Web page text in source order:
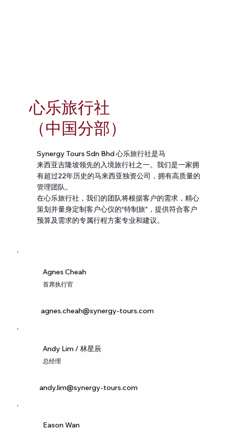
About
Us
What Sets Us Apart
This is a space to share more about the business: who's
an opportunity to tell the story behind the business or
use this section to share the company history or
心乐旅行社
（中国分部）
Synergy Tours Sdn Bhd 心乐旅行社是马
来西亚吉隆坡领先的入境旅行社之一。我们是一家拥
有超过22年历史的马来西亚独资公司，拥有高质量的
管理团队。
在心乐旅行社，我们的团队将根据客户的需求，精心
策划并量身定制客户心仪的“特制旅”，提供符合客户
预算及需求的专属行程方案专业和建议。
Agnes Cheah
首席执行官
agnes.cheah@synergy-tours.com
Andy Lim / 林星辰
总经理
andy.lim@synergy-tours.com
Eason Wan